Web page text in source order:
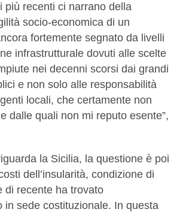
più recenti ci narrano della
socio-economica di un
fortemente segnato da livelli
infrastrutturale dovuti alle scelte
nei decenni scorsi dai grandi
e non solo alle responsabilità
locali, che certamente non
dalle quali non mi reputo esente”,
la Sicilia, la questione è poi
dell’insularità, condizione di
di recente ha trovato
in sede costituzionale. In questa